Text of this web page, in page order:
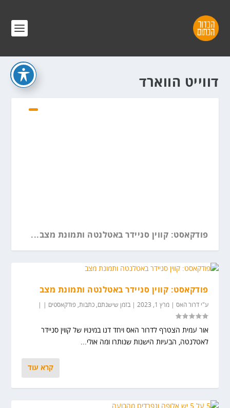
דווייט הווארד
פודקאסט: קווין סניידר באטלנטה ותמונת מצב...
עונת המלפפונים בפנטזי
פודקאסט: קווין סניידר באטלנטה ותמונת מצב
ע"ידרור האס |מרץ 1, 2023 |בזמן שישנתם,כתבות,פודקאסטים
אור עמית הצטרף לדרור האס ויחד דנו במינויו של קווין סניידר
לאטלנטה, הבעיות הישנות שנותרו ומה אולי...
קרא עוד